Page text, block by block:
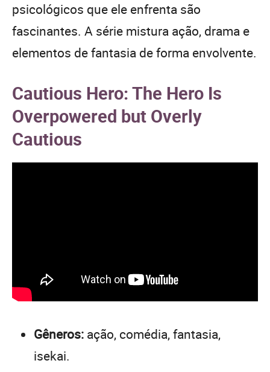
psicológicos que ele enfrenta são
fascinantes. A série mistura ação, drama e
elementos de fantasia de forma envolvente.
Cautious Hero: The Hero Is
Overpowered but Overly
Cautious
Gêneros: ação, comédia, fantasia,
isekai.